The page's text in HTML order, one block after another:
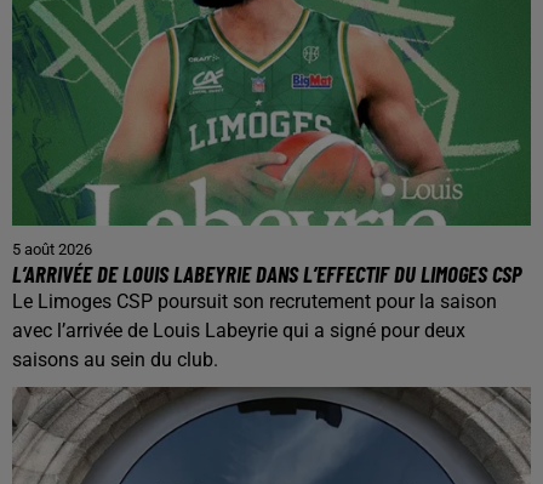
5 août 2026
L’ARRIVÉE DE LOUIS LABEYRIE DANS L’EFFECTIF DU LIMOGES CSP
Le Limoges CSP poursuit son recrutement pour la saison
avec l’arrivée de Louis Labeyrie qui a signé pour deux
saisons au sein du club.